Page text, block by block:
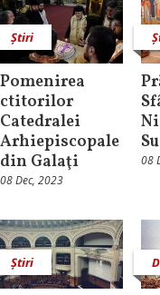
Știri
Pomenirea
ctitorilor
Catedralei
Arhiepiscopale
din Galaţi
08 Dec, 2023
08
Știri